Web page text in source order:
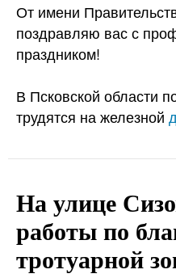
От имени
поздравляю вас с
праздником!
В Псковской области
трудятся на железной
На улице
работы по
тротуарной